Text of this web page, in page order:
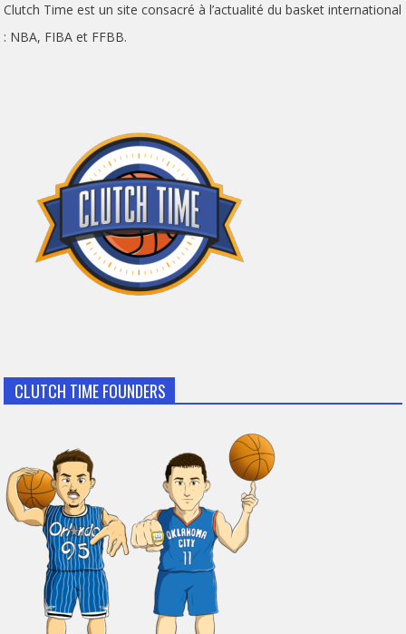
Clutch Time est un site consacré à l’actualité du basket international
: NBA, FIBA et FFBB.
CLUTCH TIME FOUNDERS